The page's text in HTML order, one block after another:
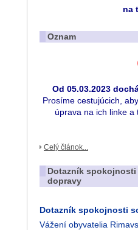
na
Oznam
Od 05.03.2023
Prosíme cestujúcich,
úprava na ich linke a
Celý článok...
Dotazník
dopravy
Dotazník spokojnosti
Vážení obyvatelia